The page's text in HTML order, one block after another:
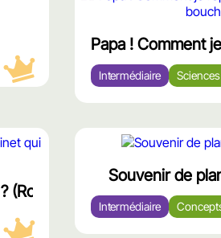
Papa ! Comment
Intermédiaire
(Robinet qui fuit)
محتوى
Souvenir de
Intermédiaire